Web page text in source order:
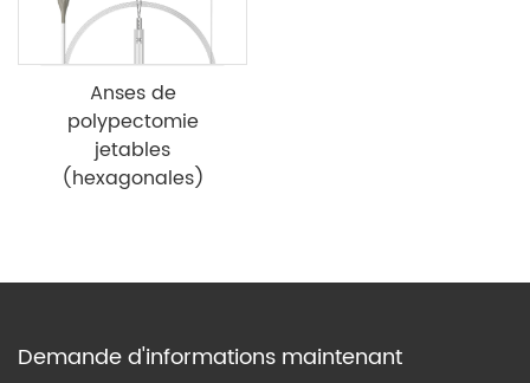
Anses de
polypectomie
jetables
(hexagonales)
Demande d'informations maintenant